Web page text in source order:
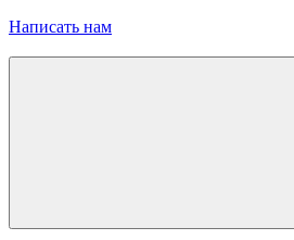
Написать нам